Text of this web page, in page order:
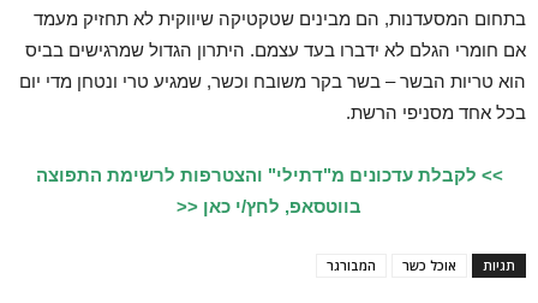
בתחום המסעדנות, הם מבינים שטקטיקה שיווקית לא תחזיק מעמד
אם חומרי הגלם לא ידברו בעד עצמם. היתרון הגדול שמרגישים בביס
הוא טריות הבשר – בשר בקר משובח וכשר, שמגיע טרי ונטחן מדי יום
בכל אחד מסניפי הרשת.
>> לקבלת עדכונים מ"דתילי" והצטרפות לרשימת התפוצה
בווטסאפ, לחץ/י כאן <<
תגיות אוכל כשר המבורגר